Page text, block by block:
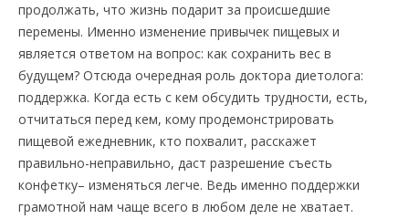
продолжать, что жизнь подарит за происшедшие
перемены. Именно изменение привычек пищевых и
является ответом на вопрос: как сохранить вес в
будущем? Отсюда очередная роль доктора диетолога:
поддержка. Когда есть с кем обсудить трудности, есть,
отчитаться перед кем, кому продемонстрировать
пищевой ежедневник, кто похвалит, расскажет
правильно-неправильно, даст разрешение съесть
конфетку– изменяться легче. Ведь именно поддержки
грамотной нам чаще всего в любом деле не хватает.